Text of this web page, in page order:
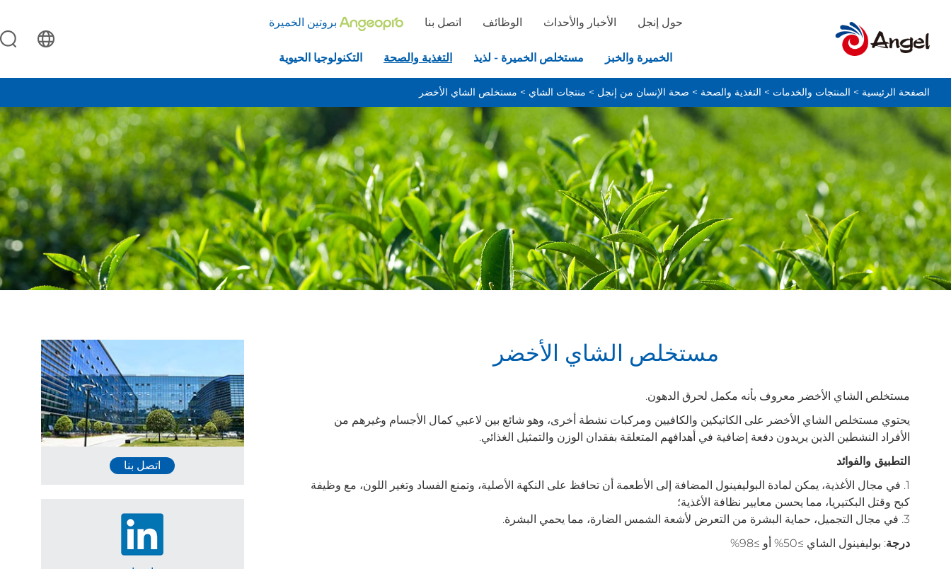
حول إنجل الأخبار والأحداث الوظائف اتصل بنا بروتين الخميرة
الخميرة والخبز مستخلص الخميرة - لذيذ التغذية والصحة التكنولوجيا الحيوية
الصفحة الرئيسية > المنتجات والخدمات > التغذية والصحة > صحة الإنسان من إنجل > منتجات الشاي > مستخلص الشاي الأخضر
مستخلص الشاي الأخضر
مستخلص الشاي الأخضر معروف بأنه مكمل لحرق الدهون.
يحتوي مستخلص الشاي الأخضر على الكاتيكين والكافيين ومركبات نشطة أخرى، وهو شائع بين لاعبي كمال الأجسام وغيرهم من
الأفراد النشطين الذين يريدون دفعة إضافية في أهدافهم المتعلقة بفقدان الوزن والتمثيل الغذائي.
التطبيق والفوائد
1. في مجال الأغذية، يمكن لمادة البوليفينول المضافة إلى الأطعمة أن تحافظ على النكهة الأصلية، وتمنع الفساد وتغير اللون، مع وظيفة
كبح وقتل البكتيريا، مما يحسن معايير نظافة الأغذية؛
3. في مجال التجميل، حماية البشرة من التعرض لأشعة الشمس الضارة، مما يحمي البشرة.
درجة: بوليفينول الشاي ≥50% أو ≥98%
اتصل بنا